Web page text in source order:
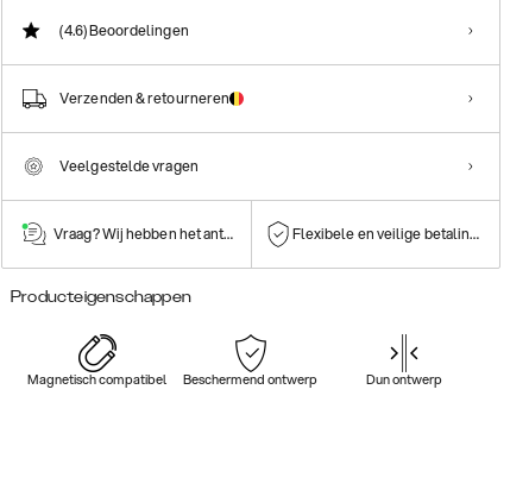
(4.6)Beoordelingen
Verzenden & retourneren
Veelgestelde vragen
Vraag? Wij hebben het antwoord! Flexibele en veilige betalingen
Producteigenschappen
Magnetisch compatibel Beschermend ontwerp Dun ontwerp